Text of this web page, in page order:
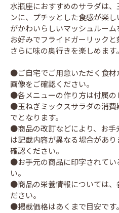
水瓶座におすすめのサラダは
ンに、プチッとした食感が楽
がかわいらしいマッシュルーム
お好みでフライドガーリックと
さらに味の奥行きを楽しめます。
●ご自宅でご用意いただく食材
画像をご確認ください。
●各メニューの作り方は付属の
●玉ねぎミックスサラダの消費
でとなります。
●商品の改訂などにより、お手
は記載内容が異なる場合があ
確認ください。
●お手元の商品に印字されてい
い。
●商品の栄養情報については、
ださい。
●掲載価格はあくまで目安です